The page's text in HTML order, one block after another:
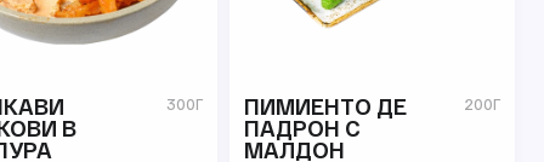
В
300Г
ПИМИЕНТО ДЕ
ПАДРОН С
МАЛДОН
200Г